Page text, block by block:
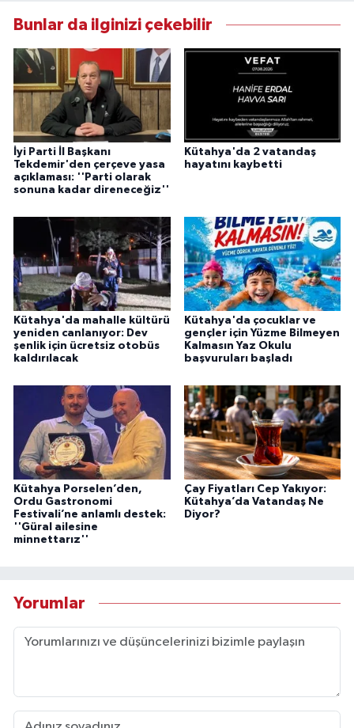
Bunlar da ilginizi çekebilir
İyi Parti İl Başkanı
Tekdemir'den çerçeve yasa
açıklaması: ''Parti olarak
sonuna kadar direneceğiz''
Kütahya'da 2 vatandaş
hayatını kaybetti
Kütahya'da mahalle kültürü
yeniden canlanıyor: Dev
şenlik için ücretsiz otobüs
kaldırılacak
Kütahya'da çocuklar ve
gençler için Yüzme Bilmeyen
Kalmasın Yaz Okulu
başvuruları başladı
Kütahya Porselen’den,
Ordu Gastronomi
Festivali’ne anlamlı destek:
''Güral ailesine
minnettarız''
Çay Fiyatları Cep Yakıyor:
Kütahya’da Vatandaş Ne
Diyor?
Yorumlar